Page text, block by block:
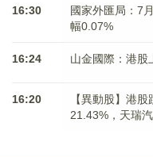
16:30
國家外匯局：7
幅0.07%
16:24 山金國際：港股
16:20
【異動股】港
21.43%，天瑞